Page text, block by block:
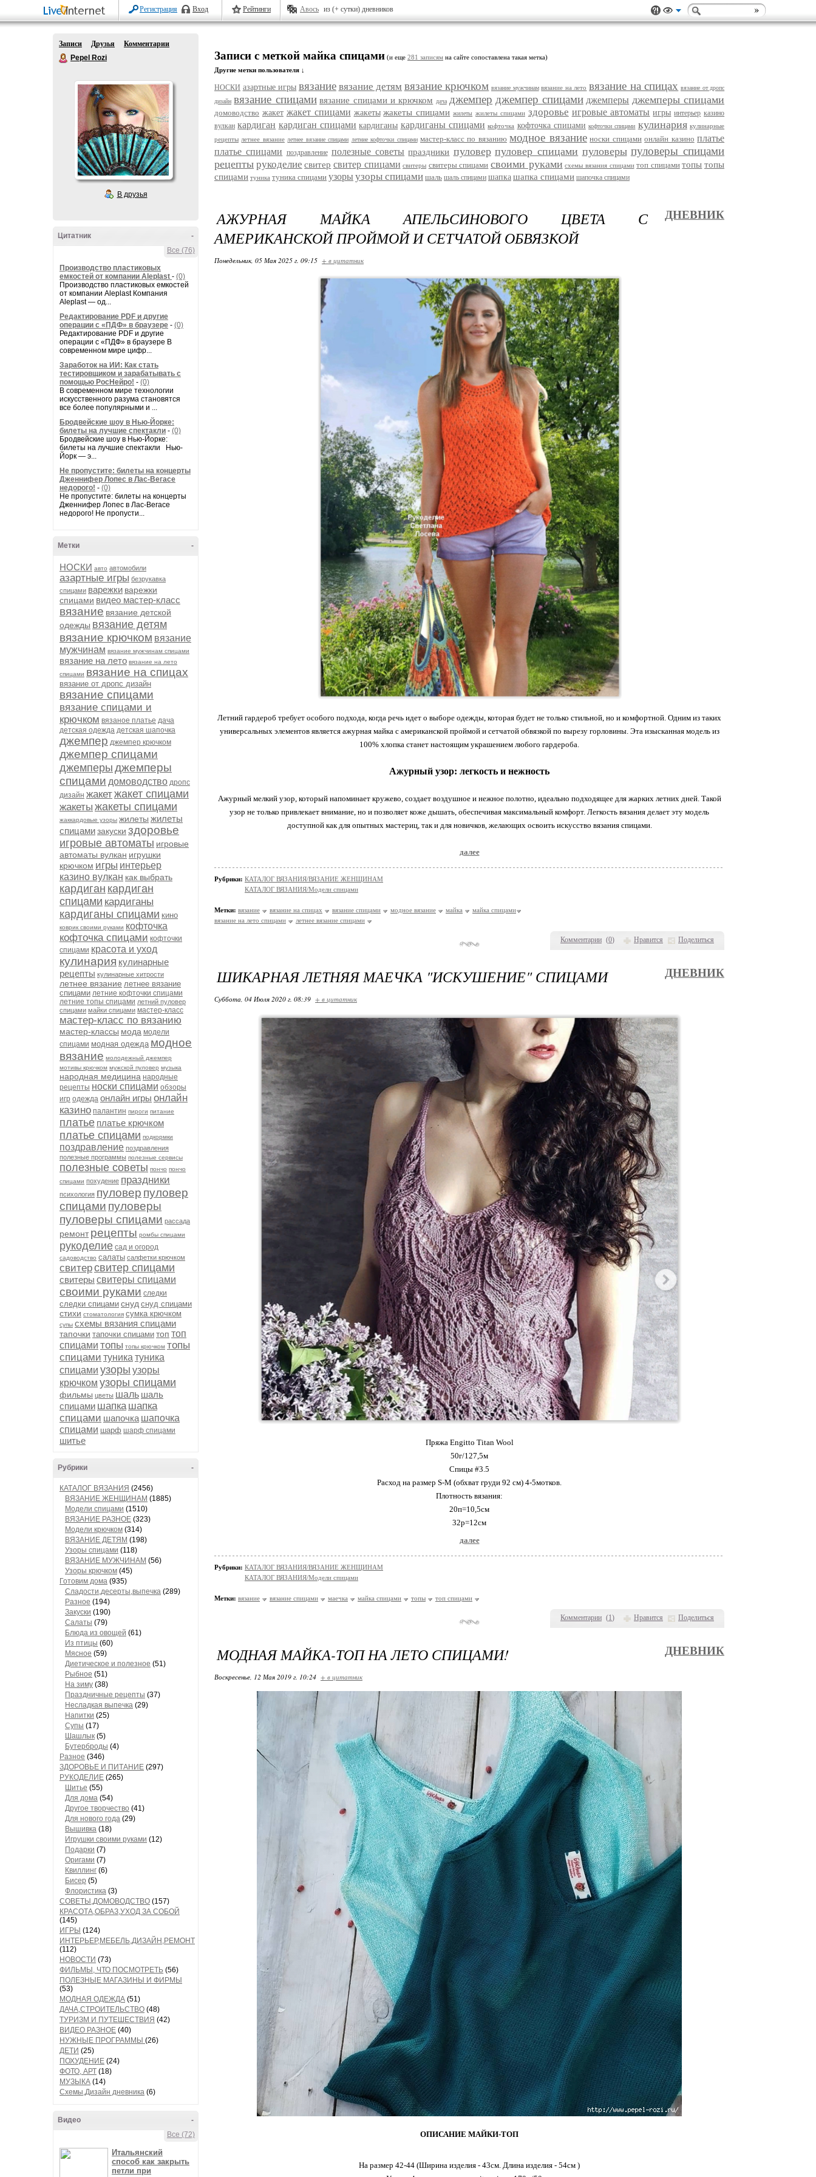
Регистрация Вход Рейтинги Авось из (+ сутки) дневников
Записи Друзья
Комментарии
Pepel Rozi
В друзья
-
Цитатник
Все (76)
Производство пластиковых
емкостей от компании Aleplast - (0)
Производство пластиковых емкостей
от компании Aleplast Компания
Aleplast — од...
Редактирование PDF и другие
операции с «ПДФ» в браузере - (0)
Редактирование PDF и другие
операции с «ПДФ» в браузере В
современном мире цифр...
Заработок на ИИ: Как стать
тестировщиком и зарабатывать с
помощью РосНейро! - (0)
В современном мире технологии
искусственного разума становятся
все более популярными и ...
Бродвейские шоу в Нью-Йорке:
билеты на лучшие спектакли - (0)
Бродвейские шоу в Нью-Йорке:
билеты на лучшие спектакли Нью-
Йорк — э...
Не пропустите: билеты на концерты
Дженнифер Лопес в Лас-Вегасе
недорого! - (0)
Не пропустите: билеты на концерты
Дженнифер Лопес в Лас-Вегасе
недорого! Не пропусти...
-
Метки
НОСКИ авто автомобили
азартные игры безрукавка
спицами варежки варежки
спицами видео мастер-класс
вязание вязание детской
одежды вязание детям
вязание крючком вязание
мужчинам вязание мужчинам спицами
вязание на лето вязание на лето
спицами вязание на спицах
вязание от дропс дизайн
вязание спицами
вязание спицами и
крючком вязаное платье дача
детская одежда детская шапочка
джемпер джемпер крючком
джемпер спицами
джемперы джемперы
спицами домоводство дропс
дизайн жакетжакет спицами
жакеты жакеты спицами
жаккардовые узоры жилеты жилеты
спицамизакуски здоровье
игровые автоматы игровые
автоматы вулкан игрушки
крючком игры интерьер
казино вулкан как выбрать
кардиган кардиган
спицами кардиганы
кардиганы спицами кино
коврик своими руками кофточка
кофточка спицами кофточки
спицами красота и уход
кулинария кулинарные
рецепты кулинарные хитрости
летнее вязание летнее вязание
спицами летние кофточки спицами
летние топы спицами летний пуловер
спицами майки спицами мастер-класс
мастер-класс по вязанию
мастер-классы мода модели
спицами модная одежда модное
вязание молодежный джемпер
мотивы крючком мужской пуловер музыка
народная медицина народные
рецепты носки спицами обзоры
игр одежда онлайн игры онлайн
казино палантин пироги питание
платье платье крючком
платье спицами подкормки
поздравление поздравления
полезные программы полезные сервисы
полезные советы пончо пончо
спицами похудение праздники
психология пуловер пуловер
спицами пуловеры
пуловеры спицами рассада
ремонт рецепты ромбы спицами
рукоделие сад и огород
садоводство салаты салфетки крючком
свитерсвитер спицами
свитеры свитеры спицами
своими руками следки
следки спицами снуд снуд спицами
стихи стоматология сумка крючком
супы схемы вязания спицами
тапочки тапочки спицами топ топ
спицами топы топы крючком топы
спицами туника туника
спицами узоры узоры
крючком узоры спицами
фильмы цветы шаль шаль
спицами шапка шапка
спицами шапочка шапочка
спицами шарф шарф спицами
шитье
-
Рубрики
КАТАЛОГ ВЯЗАНИЯ (2456)
ВЯЗАНИЕ ЖЕНЩИНАМ (1885)
Модели спицами (1510)
ВЯЗАНИЕ РАЗНОЕ (323)
Модели крючком (314)
ВЯЗАНИЕ ДЕТЯМ (198)
Узоры спицами (118)
ВЯЗАНИЕ МУЖЧИНАМ (56)
Узоры крючком (45)
Готовим дома (935)
Сладости,десерты,выпечка (289)
Разное (194)
Закуски (190)
Салаты (79)
Блюда из овощей (61)
Из птицы (60)
Мясное (59)
Диетическое и полезное (51)
Рыбное (51)
На зиму (38)
Праздничные рецепты (37)
Несладкая выпечка (29)
Напитки (25)
Супы (17)
Шашлык (5)
Бутерброды (4)
Разное (346)
ЗДОРОВЬЕ И ПИТАНИЕ (297)
РУКОДЕЛИЕ (265)
Шитье (55)
Для дома (54)
Другое творчество (41)
Для нового года (29)
Вышивка (18)
Игрушки своими руками (12)
Подарки (7)
Оригами (7)
Квиллинг (6)
Бисер (5)
Флористика (3)
СОВЕТЫ,ДОМОВОДСТВО (157)
КРАСОТА,ОБРАЗ,УХОД ЗА СОБОЙ
(145)
ИГРЫ (124)
ИНТЕРЬЕР,МЕБЕЛЬ,ДИЗАЙН,РЕМОНТ
(112)
НОВОСТИ (73)
ФИЛЬМЫ, ЧТО ПОСМОТРЕТЬ (56)
ПОЛЕЗНЫЕ МАГАЗИНЫ И ФИРМЫ
(53)
МОДНАЯ ОДЕЖДА (51)
ДАЧА,СТРОИТЕЛЬСТВО (48)
ТУРИЗМ И ПУТЕШЕСТВИЯ (42)
ВИДЕО РАЗНОЕ (40)
НУЖНЫЕ ПРОГРАММЫ (26)
ДЕТИ (25)
ПОХУДЕНИЕ (24)
ФОТО, АРТ (18)
МУЗЫКА (14)
Схемы,Дизайн дневника (6)
-
Видео
Все (72)
Итальянский
способ как закрыть
петли при
Записи с меткой майка спицами (и еще 281 записям на сайте сопоставлена такая метка)
Другие метки пользователя ↓
НОСКИ азартные игры вязание вязание детям вязание крючком вязание мужчинам вязание на лето вязание на спицах вязание от дропс
дизайн вязание спицами вязание спицами и крючком дача джемпер джемпер спицами джемперы джемперы спицами
домоводство жакет жакет спицами жакеты жакеты спицами жилеты жилеты спицами здоровье игровые автоматы игры интерьер казино
вулкан кардиган кардиган спицами кардиганы кардиганы спицами кофточка кофточка спицами кофточки спицами кулинария кулинарные
рецепты летнее вязание летнее вязание спицами летние кофточки спицами мастер-класс по вязанию модное вязание носки спицами онлайн казино платье
платье спицами поздравление полезные советы праздники пуловер пуловер спицами пуловеры пуловеры спицами
рецепты рукоделие свитер свитер спицами свитеры свитеры спицами своими руками схемы вязания спицами топ спицами топы топы
спицами туника туника спицами узоры узоры спицами шаль шаль спицами шапка шапка спицами шапочка спицами
Комментарии (0) Нравится Поделиться
АЖУРНАЯ МАЙКА АПЕЛЬСИНОВОГО ЦВЕТА С
АМЕРИКАНСКОЙ ПРОЙМОЙ И СЕТЧАТОЙ ОБВЯЗКОЙ
ДНЕВНИК
Понедельник, 05 Мая 2025 г. 09:15 + в цитатник
Летний гардероб требует особого подхода, когда речь идет о выборе одежды, которая будет не только стильной, но и комфортной. Одним из таких
универсальных элементов является ажурная майка с американской проймой и сетчатой обвязкой по вырезу горловины. Эта изысканная модель из
100% хлопка станет настоящим украшением любого гардероба.
Ажурный узор: легкость и нежность
Ажурный мелкий узор, который напоминает кружево, создает воздушное и нежное полотно, идеально подходящее для жарких летних дней. Такой
узор не только привлекает внимание, но и позволяет коже дышать, обеспечивая максимальный комфорт. Легкость вязания делает эту модель
доступной как для опытных мастериц, так и для новичков, желающих освоить искусство вязания спицами.
далее
Рубрики: КАТАЛОГ ВЯЗАНИЯ/ВЯЗАНИЕ ЖЕНЩИНАМ
КАТАЛОГ ВЯЗАНИЯ/Модели спицами
Метки: вязание вязание на спицах вязание спицами модное вязание майка
майка спицами
вязание на лето спицами
летнее вязание спицами
Комментарии (1) Нравится Поделиться
ШИКАРНАЯ ЛЕТНЯЯ МАЕЧКА "ИСКУШЕНИЕ" СПИЦАМИ ДНЕВНИК
Суббота, 04 Июля 2020 г. 08:39 + в цитатник
Пряжа Engitto Titan Wool
50г/127,5м
Спицы #3.5
Расход на размер S-M (обхват груди 92 см) 4-5мотков.
Плотность вязания:
20п=10,5см
32р=12см
далее
Рубрики: КАТАЛОГ ВЯЗАНИЯ/ВЯЗАНИЕ ЖЕНЩИНАМ
КАТАЛОГ ВЯЗАНИЯ/Модели спицами
Метки: вязание вязание спицами маечка майка спицами топы топ спицами
МОДНАЯ МАЙКА-ТОП НА ЛЕТО СПИЦАМИ! ДНЕВНИК
Воскресенье, 12 Мая 2019 г. 10:24 + в цитатник
ОПИСАНИЕ МАЙКИ-ТОП
На размер 42-44 (Ширина изделия - 43см. Длина изделия - 54см )